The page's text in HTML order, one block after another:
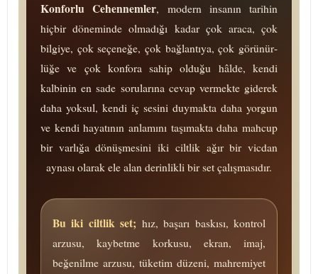
Konforlu Cehennemler, modern insanın tarihin
hiçbir döneminde olmadığı kadar çok araca, çok
bilgiye, çok se­çe­ne­ğe, çok bağ­lan­tı­ya, çok gö­rü­nür­
lü­ğe ve çok konfora sahip olduğu hâlde, kendi
kalbinin en sade sorularına cevap vermekte giderek
daha yoksul, kendi iç sesini duymakta daha yorgun
ve kendi hayatının anlamını taşımakta daha mahcup
bir varlığa dö­nüş­me­si­ni iki ciltlik ağır bir vicdan
aynası olarak ele alan de­rin­lik­li bir set ça­lış­ma­sı­dır.
Bu iki ciltlik set; hız, başarı baskısı, kontrol
arzusu, kaybetme korkusu, ekran, imaj,
beğenilme arzusu, tü­ke­tim düzeni, mah­re­mi­yet